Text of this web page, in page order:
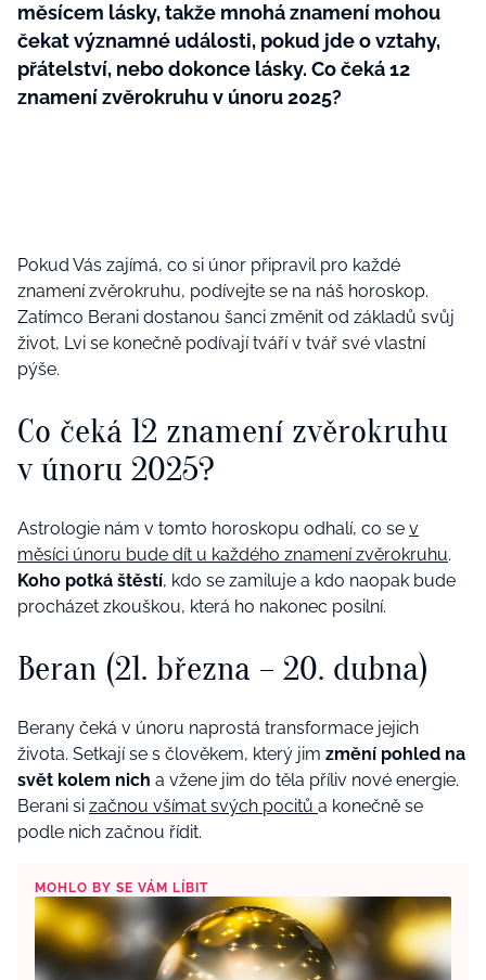
měsícem lásky, takže mnohá znamení mohou
čekat významné události, pokud jde o vztahy,
přátelství, nebo dokonce lásky. Co čeká 12
znamení zvěrokruhu v únoru 2025?
Pokud Vás zajímá, co si únor připravil pro každé
znamení zvěrokruhu, podívejte se na náš horoskop.
Zatímco Berani dostanou šanci změnit od základů svůj
život, Lvi se konečně podívají tváří v tvář své vlastní
pýše.
Co čeká 12 znamení zvěrokruhu
v únoru 2025?
Astrologie nám v tomto horoskopu odhalí, co se v
měsíci únoru bude dít u každého znamení zvěrokruhu.
Koho potká štěstí, kdo se zamiluje a kdo naopak bude
procházet zkouškou, která ho nakonec posilní.
Beran (21. března – 20. dubna)
Berany čeká v únoru naprostá transformace jejich
života. Setkají se s člověkem, který jim změní pohled na
svět kolem nich a vžene jim do těla příliv nové energie.
Berani si začnou všímat svých pocitů a konečně se
podle nich začnou řídit.
MOHLO BY SE VÁM LÍBIT